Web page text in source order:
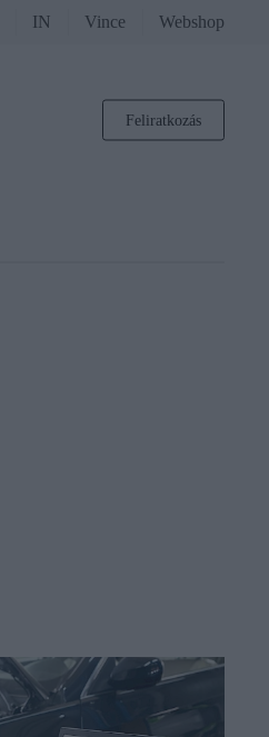
IN Vince Webshop
Feliratkozás